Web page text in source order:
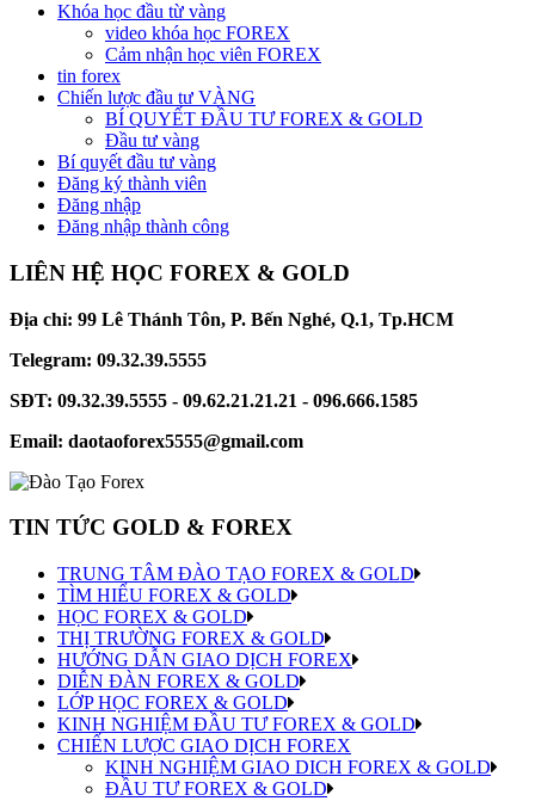
Khóa học đầu từ vàng
video khóa học FOREX
Cảm nhận học viên FOREX
tin forex
Chiến lược đầu tư VÀNG
BÍ QUYẾT ĐẦU TƯ FOREX & GOLD
Đầu tư vàng
Bí quyết đầu tư vàng
Đăng ký thành viên
Đăng nhập
Đăng nhập thành công
LIÊN HỆ HỌC FOREX & GOLD
Địa chỉ: 99 Lê Thánh Tôn, P. Bến Nghé, Q.1, Tp.HCM
Telegram: 09.32.39.5555
SĐT: 09.32.39.5555 - 09.62.21.21.21 - 096.666.1585
Email: daotaoforex5555@gmail.com
TIN TỨC GOLD & FOREX
TRUNG TÂM ĐÀO TẠO FOREX & GOLD
TÌM HIỂU FOREX & GOLD
HỌC FOREX & GOLD
THỊ TRƯỜNG FOREX & GOLD
HƯỚNG DẪN GIAO DỊCH FOREX
DIỄN ĐÀN FOREX & GOLD
LỚP HỌC FOREX & GOLD
KINH NGHIỆM ĐẦU TƯ FOREX & GOLD
CHIẾN LƯỢC GIAO DỊCH FOREX
KINH NGHIỆM GIAO DICH FOREX & GOLD
ĐẦU TƯ FOREX & GOLD